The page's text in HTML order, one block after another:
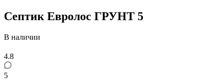
Септик Евролос ГРУНТ 5
В наличии
4.8
5